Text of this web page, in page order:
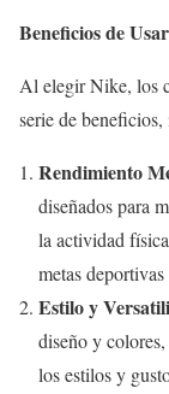
Beneficios de
Al elegir Nike, los
serie de
Rendimiento
diseñados para
la actividad
metas
Estilo y
diseño y
los estilos y